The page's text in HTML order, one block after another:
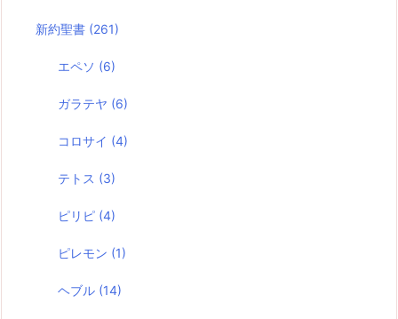
新約聖書 (261)
エペソ (6)
ガラテヤ (6)
コロサイ (4)
テトス (3)
ピリピ (4)
ピレモン (1)
ヘブル (14)